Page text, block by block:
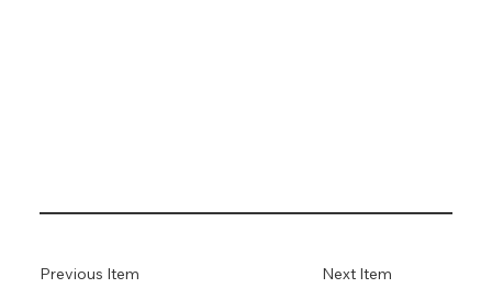
Next Item
Previous Item